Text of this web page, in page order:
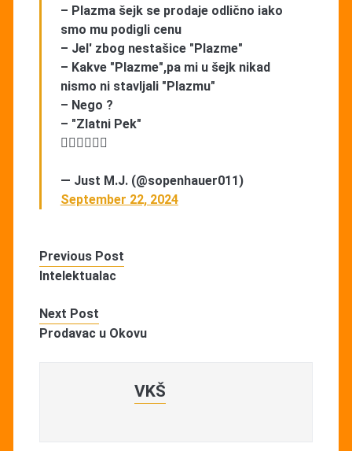
– Plazma šejk se prodaje odlično iako
smo mu podigli cenu
– Jel' zbog nestašice "Plazme"
– Kakve "Plazme",pa mi u šejk nikad
nismo ni stavljali "Plazmu"
– Nego ?
– "Zlatni Pek"
😵‍💫😵‍💫😵‍💫
— Just M.J. (@sopenhauer011)
September 22, 2024
Previous Post
Intelektualac
Next Post
Prodavac u Okovu
VKŠ